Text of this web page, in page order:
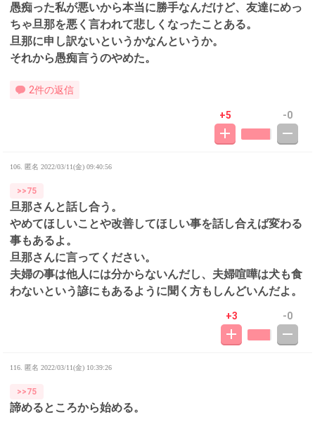
愚痴った私が悪いから本当に勝手なんだけど、友達にめっ
ちゃ旦那を悪く言われて悲しくなったことある。
旦那に申し訳ないというかなんというか。
それから愚痴言うのやめた。
2件の返信
+5 -0
106. 匿名 2022/03/11(金) 09:40:56
>>75
旦那さんと話し合う。
やめてほしいことや改善してほしい事を話し合えば変わる
事もあるよ。
旦那さんに言ってください。
夫婦の事は他人には分からないんだし、夫婦喧嘩は犬も食
わないという諺にもあるように聞く方もしんどいんだよ。
+3 -0
116. 匿名 2022/03/11(金) 10:39:26
>>75
諦めるところから始める。